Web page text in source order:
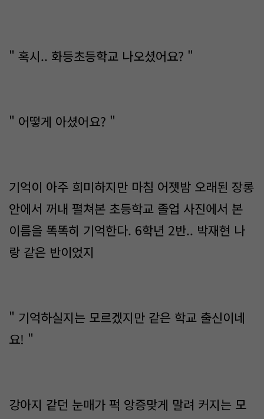
" 혹시.. 화등초등학교 나오셨어요? "
" 어떻게 아셨어요? "
기억이 아주 희미하지만 마침 어젯밤 오래된 장롱
안에서 꺼내 펼쳐본 초등학교 졸업 사진에서 본
이름을 똑똑히 기억한다. 6학년 2반.. 박재현 나
랑 같은 반이었지
" 기억하실지는 모르겠지만 같은 학교 출신이네
요! "
강아지 같던 눈매가 퍽 앙증맞게 말려 커지는 모